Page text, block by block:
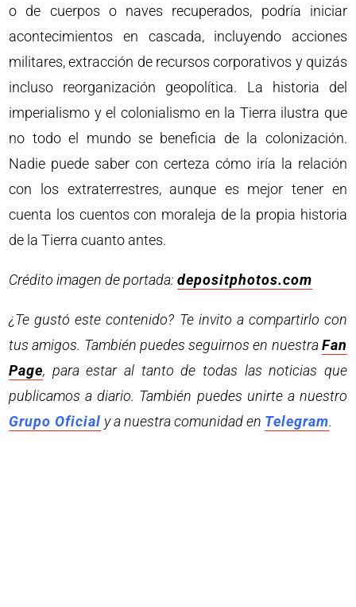
o de cuerpos o naves recuperados, podría iniciar
acontecimientos en cascada, incluyendo acciones
militares, extracción de recursos corporativos y quizás
incluso reorganización geopolítica. La historia del
imperialismo y el colonialismo en la Tierra ilustra que
no todo el mundo se beneficia de la colonización.
Nadie puede saber con certeza cómo iría la relación
con los extraterrestres, aunque es mejor tener en
cuenta los cuentos con moraleja de la propia historia
de la Tierra cuanto antes.
Crédito imagen de portada:depositphotos.com
¿Te gustó este contenido? Te invito a compartirlo con
tus amigos. También puedes seguirnos en nuestraFan
Page, para estar al tanto de todas las noticias que
publicamos a diario. También puedes unirte a nuestro
Grupo Oficial y a nuestra comunidad en Telegram.